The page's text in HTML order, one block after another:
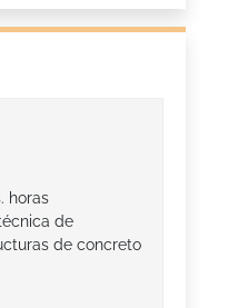
horas
de
de concreto